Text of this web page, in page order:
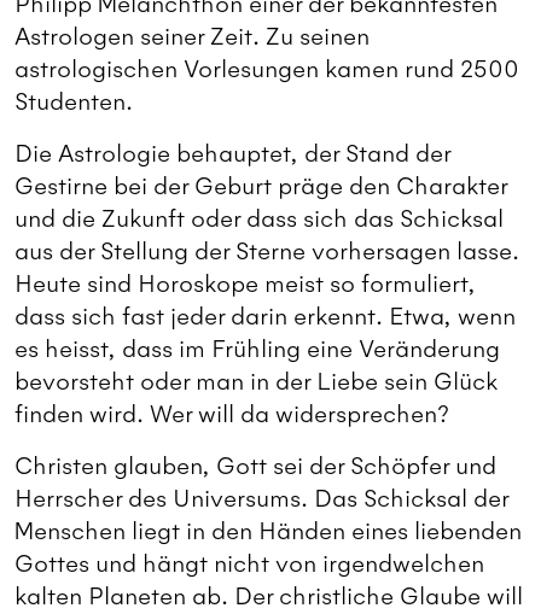
Astrologen seiner Zeit. Zu seinen
astrologischen Vorlesungen kamen rund 2500
Studenten.
Die Astrologie behauptet, der Stand der
Gestirne bei der Geburt präge den Charakter
und die Zukunft oder dass sich das Schicksal
aus der Stellung der Sterne vorhersagen lasse.
Heute sind Horoskope meist so formuliert,
dass sich fast jeder darin erkennt. Etwa, wenn
es heisst, dass im Frühling eine Veränderung
bevorsteht oder man in der Liebe sein Glück
finden wird. Wer will da widersprechen?
Christen glauben, Gott sei der Schöpfer und
Herrscher des Universums. Das Schicksal der
Menschen liegt in den Händen eines liebenden
Gottes und hängt nicht von irgendwelchen
kalten Planeten ab. Der christliche Glaube will